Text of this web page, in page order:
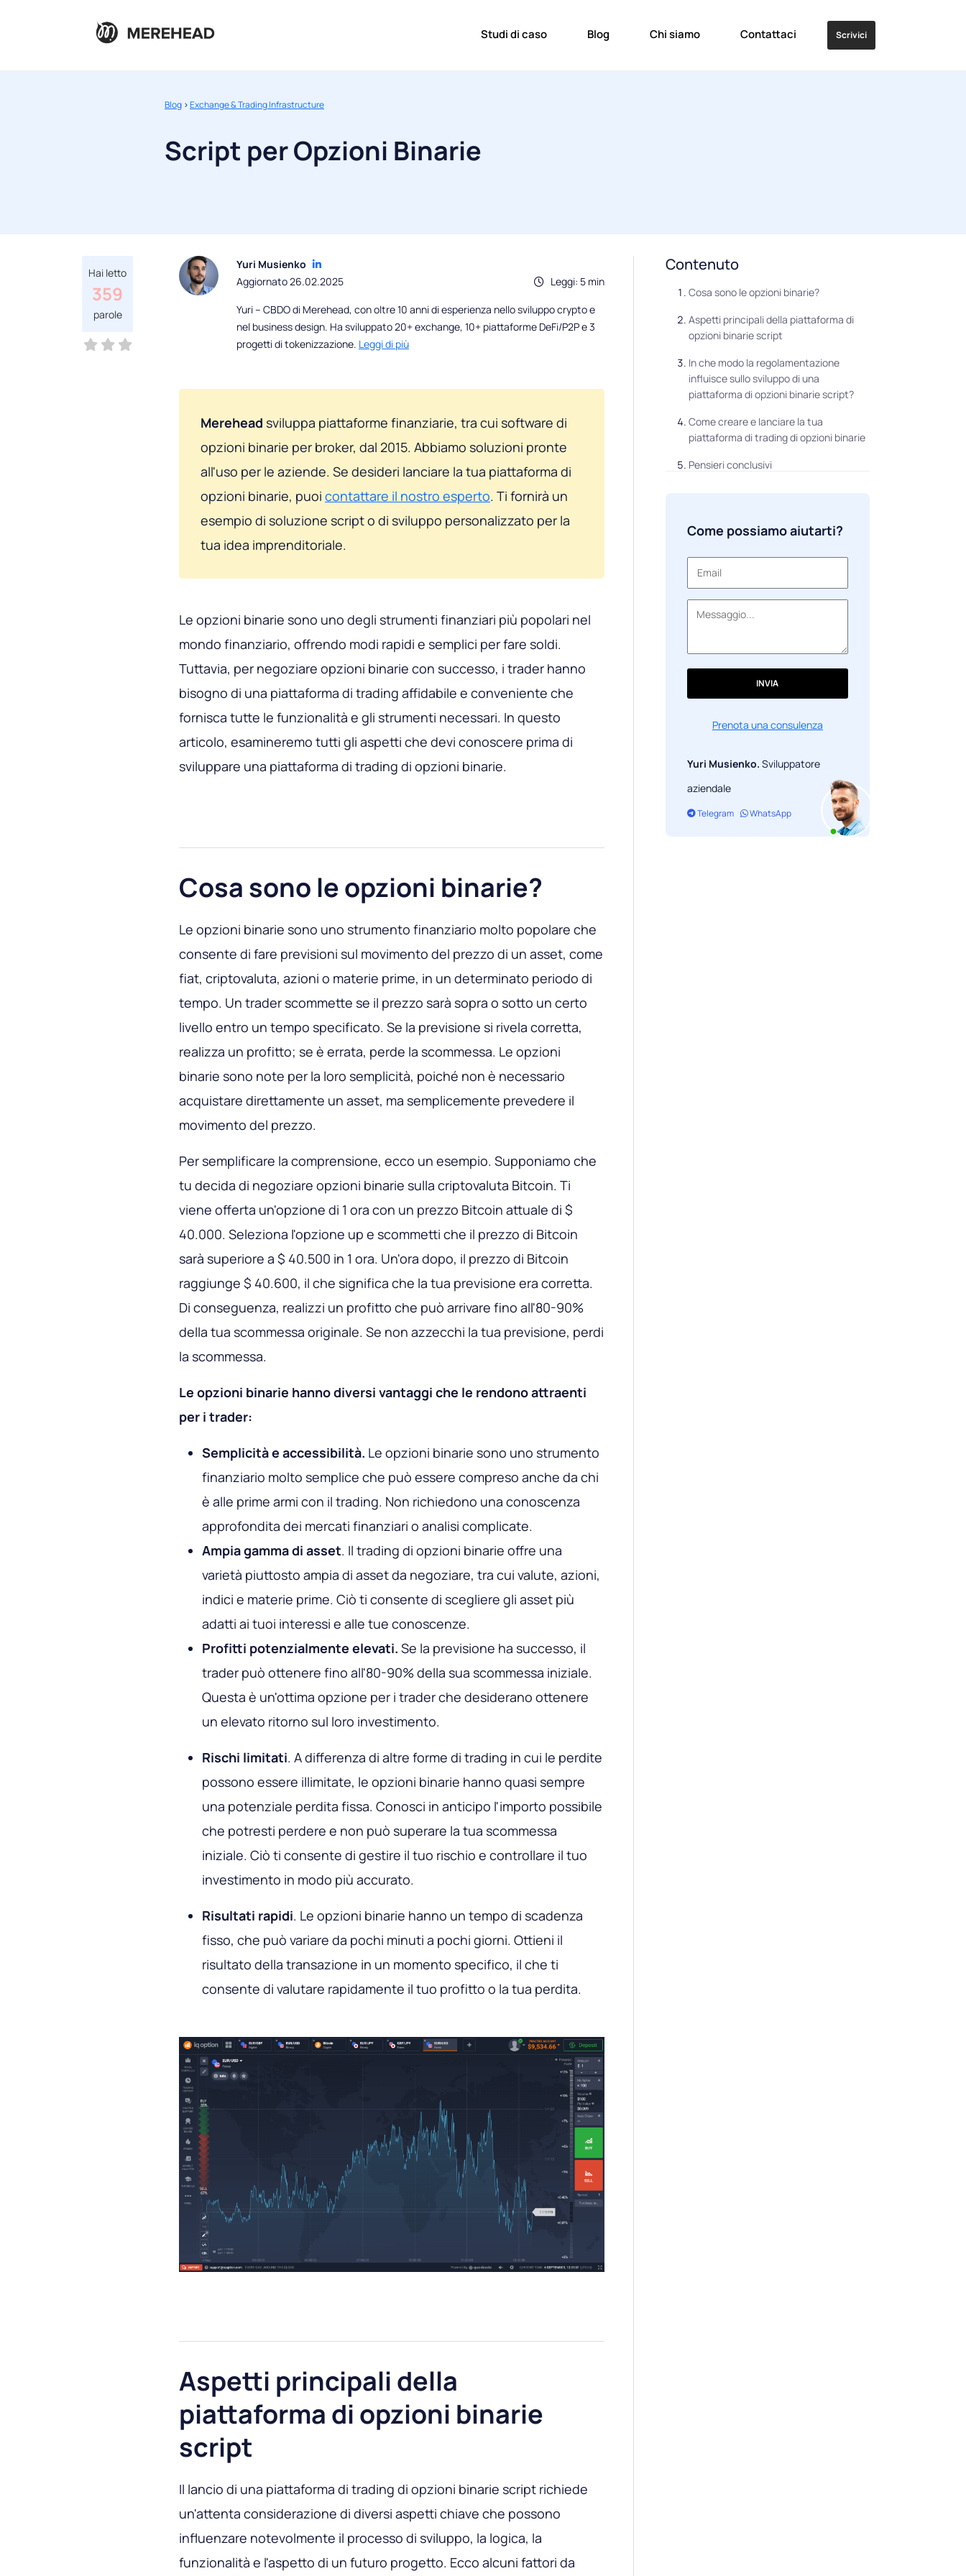
Studi di caso Blog Chi siamo Contattaci Scrivici
Blog >Exchange & Trading Infrastructure
Script per Opzioni Binarie
Hai letto
359
parole
Yuri Musienko
Leggi: 5 min
Aggiornato 26.02.2025
Yuri – CBDO di Merehead, con oltre 10 anni di esperienza nello sviluppo crypto e
nel business design. Ha sviluppato 20+ exchange, 10+ piattaforme DeFi/P2P e 3
progetti di tokenizzazione. Leggi di più
Merehead sviluppa piattaforme finanziarie, tra cui software di
opzioni binarie per broker, dal 2015. Abbiamo soluzioni pronte
all'uso per le aziende. Se desideri lanciare la tua piattaforma di
opzioni binarie, puoi contattare il nostro esperto. Ti fornirà un
esempio di soluzione script o di sviluppo personalizzato per la
tua idea imprenditoriale.
Le opzioni binarie sono uno degli strumenti finanziari più popolari nel
mondo finanziario, offrendo modi rapidi e semplici per fare soldi.
Tuttavia, per negoziare opzioni binarie con successo, i trader hanno
bisogno di una piattaforma di trading affidabile e conveniente che
fornisca tutte le funzionalità e gli strumenti necessari. In questo
articolo, esamineremo tutti gli aspetti che devi conoscere prima di
sviluppare una piattaforma di trading di opzioni binarie.
Cosa sono le opzioni binarie?
Le opzioni binarie sono uno strumento finanziario molto popolare che
consente di fare previsioni sul movimento del prezzo di un asset, come
fiat, criptovaluta, azioni o materie prime, in un determinato periodo di
tempo. Un trader scommette se il prezzo sarà sopra o sotto un certo
livello entro un tempo specificato. Se la previsione si rivela corretta,
realizza un profitto; se è errata, perde la scommessa. Le opzioni
binarie sono note per la loro semplicità, poiché non è necessario
acquistare direttamente un asset, ma semplicemente prevedere il
movimento del prezzo.
Per semplificare la comprensione, ecco un esempio. Supponiamo che
tu decida di negoziare opzioni binarie sulla criptovaluta Bitcoin. Ti
viene offerta un'opzione di 1 ora con un prezzo Bitcoin attuale di $
40.000. Seleziona l'opzione up e scommetti che il prezzo di Bitcoin
sarà superiore a $ 40.500 in 1 ora. Un'ora dopo, il prezzo di Bitcoin
raggiunge $ 40.600, il che significa che la tua previsione era corretta.
Di conseguenza, realizzi un profitto che può arrivare fino all'80-90%
della tua scommessa originale. Se non azzecchi la tua previsione, perdi
la scommessa.
Le opzioni binarie hanno diversi vantaggi che le rendono attraenti
per i trader:
Semplicità e accessibilità. Le opzioni binarie sono uno strumento
finanziario molto semplice che può essere compreso anche da chi
è alle prime armi con il trading. Non richiedono una conoscenza
approfondita dei mercati finanziari o analisi complicate.
Ampia gamma di asset. Il trading di opzioni binarie offre una
varietà piuttosto ampia di asset da negoziare, tra cui valute, azioni,
indici e materie prime. Ciò ti consente di scegliere gli asset più
adatti ai tuoi interessi e alle tue conoscenze.
Profitti potenzialmente elevati. Se la previsione ha successo, il
trader può ottenere fino all'80-90% della sua scommessa iniziale.
Questa è un'ottima opzione per i trader che desiderano ottenere
un elevato ritorno sul loro investimento.
Rischi limitati. A differenza di altre forme di trading in cui le perdite
possono essere illimitate, le opzioni binarie hanno quasi sempre
una potenziale perdita fissa. Conosci in anticipo l'importo possibile
che potresti perdere e non può superare la tua scommessa
iniziale. Ciò ti consente di gestire il tuo rischio e controllare il tuo
investimento in modo più accurato.
Risultati rapidi. Le opzioni binarie hanno un tempo di scadenza
fisso, che può variare da pochi minuti a pochi giorni. Ottieni il
risultato della transazione in un momento specifico, il che ti
consente di valutare rapidamente il tuo profitto o la tua perdita.
Aspetti principali della
piattaforma di opzioni binarie
script
Il lancio di una piattaforma di trading di opzioni binarie script richiede
un'attenta considerazione di diversi aspetti chiave che possono
influenzare notevolmente il processo di sviluppo, la logica, la
funzionalità e l'aspetto di un futuro progetto. Ecco alcuni fattori da
Contenuto
Cosa sono le opzioni binarie?
Aspetti principali della piattaforma di
opzioni binarie script
In che modo la regolamentazione
influisce sullo sviluppo di una
piattaforma di opzioni binarie script?
Come creare e lanciare la tua
piattaforma di trading di opzioni binarie
Pensieri conclusivi
Come possiamo aiutarti?
INVIA
Prenota una consulenza
Yuri Musienko. Sviluppatore
aziendale
Telegram WhatsApp